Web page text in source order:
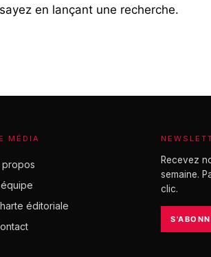
en lançant une recherche.
MÉDIA
propos
éditoriale
Recevez
semaine.
clic.